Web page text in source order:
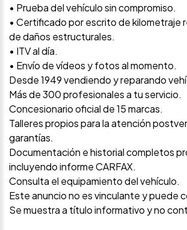
• Prueba del vehículo sin compromiso.
• Certificado por escrito de kilometraje
de daños estructurales.
• ITV al día.
• Envío de vídeos y fotos al momento.
Desde 1949 vendiendo y reparando
Más de 300 profesionales a tu servicio.
Concesionario oficial de 15 marcas.
Talleres propios para la atención
garantías.
Documentación e historial completos
incluyendo informe CARFAX.
Consulta el equipamiento del vehículo.
Este anuncio no es vinculante y puede
Se muestra a título informativo y no